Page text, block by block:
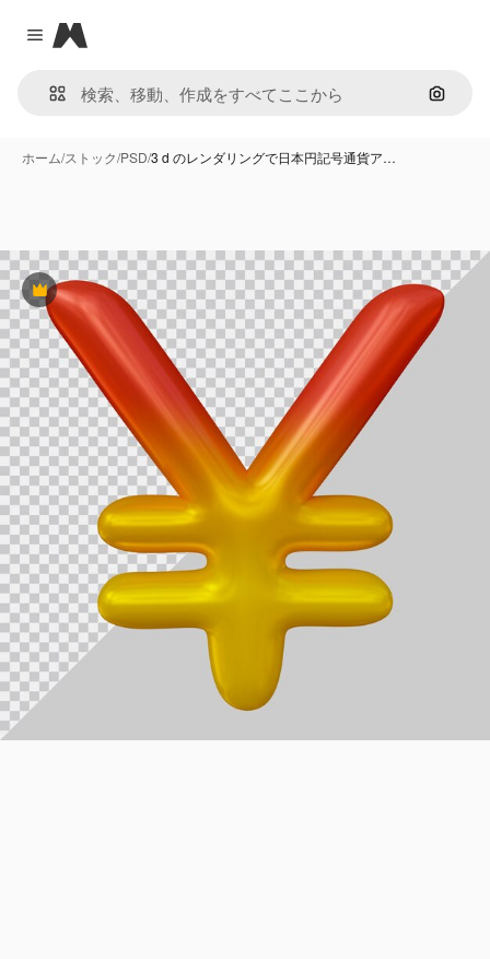
Close menu
Magnific
画像で
ホーム/ストック/PSD/3 d のレンダリングで日本円記号通貨ア…
Premium